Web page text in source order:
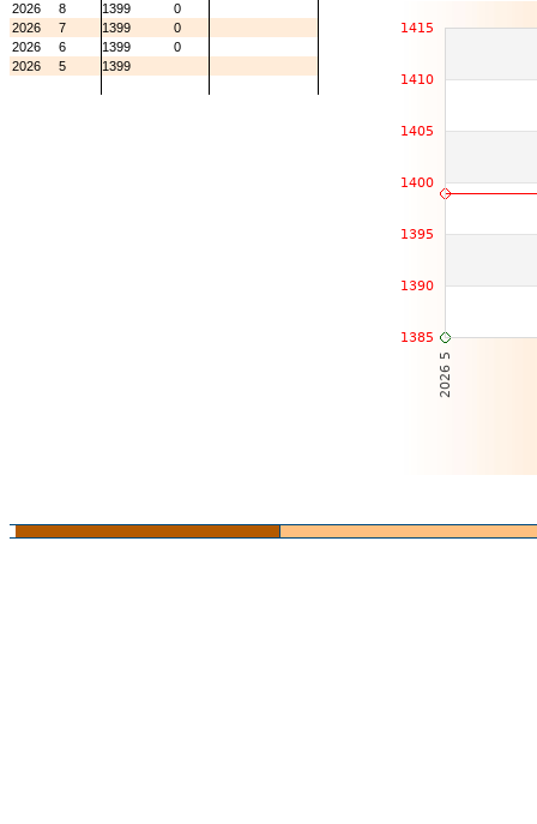
2026
8 1399
0
2026
7 1399
0
2026
6 1399
0
2026
5 1399